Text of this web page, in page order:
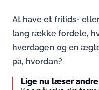
At have et fritids-
lang række fordele,
hverdagen og en
på, hvordan?
Lige nu læser andre